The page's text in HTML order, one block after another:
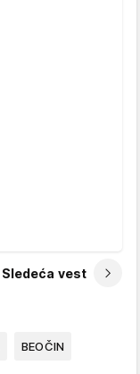
Sledeća vest
BEOČIN